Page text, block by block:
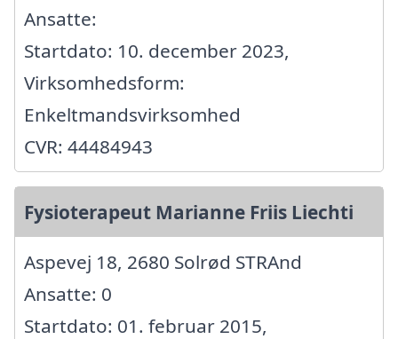
Ansatte:
Startdato: 10. december 2023,
Virksomhedsform:
Enkeltmandsvirksomhed
CVR: 44484943
Fysioterapeut Marianne Friis Liechti
Aspevej 18, 2680 Solrød STRAnd
Ansatte: 0
Startdato: 01. februar 2015,